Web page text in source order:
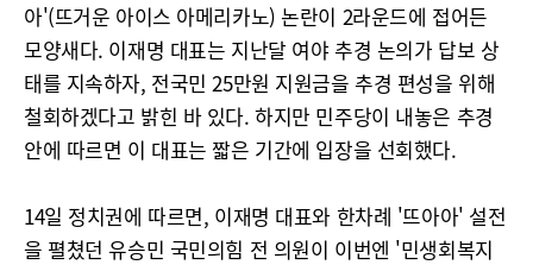
아'(뜨거운 아이스 아메리카노) 논란이 2라운드에 접어든
모양새다. 이재명 대표는 지난달 여야 추경 논의가 답보 상
태를 지속하자, 전국민 25만원 지원금을 추경 편성을 위해
철회하겠다고 밝힌 바 있다. 하지만 민주당이 내놓은 추경
안에 따르면 이 대표는 짧은 기간에 입장을 선회했다.
14일 정치권에 따르면, 이재명 대표와 한차례 '뜨아아' 설전
을 펼쳤던 유승민 국민의힘 전 의원이 이번엔 '민생회복지